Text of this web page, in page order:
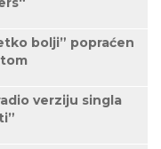
bolji” popraćen
verziju singla